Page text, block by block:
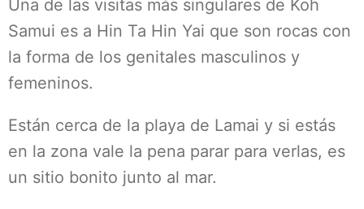
Una de las visitas más singulares de Koh
Samui es a Hin Ta Hin Yai que son rocas con
la forma de los genitales masculinos y
femeninos.
Están cerca de la playa de Lamai y si estás
en la zona vale la pena parar para verlas, es
un sitio bonito junto al mar.